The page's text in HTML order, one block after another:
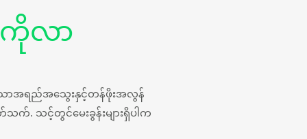
ကိုလာ
ာအရည်အသွေးနှင့်တန်ဖိုးအလွန်
. သင့်တွင်မေးခွန်းများရှိပါက